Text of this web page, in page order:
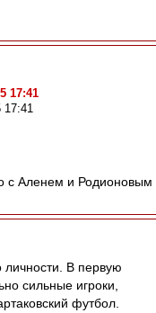
17:41
17:41
с Аленем и Родионовым
В первую
сильные игроки,
футбол.